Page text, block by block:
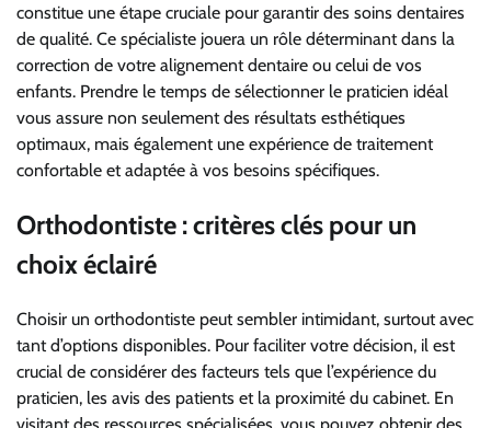
constitue une étape cruciale pour garantir des soins dentaires
de qualité. Ce spécialiste jouera un rôle déterminant dans la
correction de votre alignement dentaire ou celui de vos
enfants. Prendre le temps de sélectionner le praticien idéal
vous assure non seulement des résultats esthétiques
optimaux, mais également une expérience de traitement
confortable et adaptée à vos besoins spécifiques.
Orthodontiste : critères clés pour un
choix éclairé
Choisir un orthodontiste peut sembler intimidant, surtout avec
tant d’options disponibles. Pour faciliter votre décision, il est
crucial de considérer des facteurs tels que l’expérience du
praticien, les avis des patients et la proximité du cabinet. En